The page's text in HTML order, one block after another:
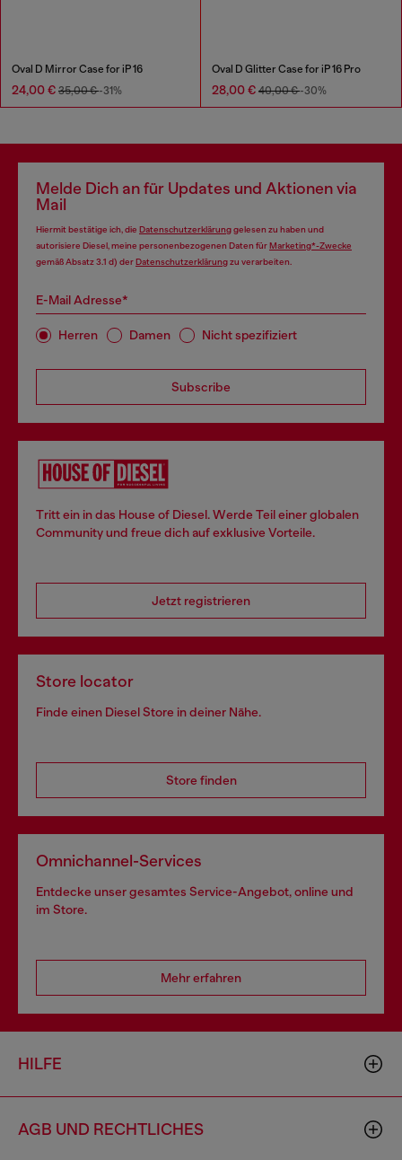
Oval D Mirror Case for iP 16
24,00 € 35,00 €-31%
Oval D Glitter Case for iP 16 Pro
28,00 € 40,00 €-30%
Melde Dich an für Updates und Aktionen via
Mail
Hiermit bestätige ich, die Datenschutzerklärunggelesen zu haben und
autorisiere Diesel, meine personenbezogenen Daten fürMarketing*-Zwecke
gemäß Absatz 3.1 d) derDatenschutzerklärungzu verarbeiten.
E-Mail Adresse*
Herren Damen Nicht spezifiziert
Subscribe
Tritt ein in das House of Diesel. Werde Teil einer globalen
Community und freue dich auf exklusive Vorteile.
Jetzt registrieren
Store locator
Finde einen Diesel Store in deiner Nähe.
Store finden
Omnichannel-Services
Entdecke unser gesamtes Service-Angebot, online und
im Store.
Mehr erfahren
HILFE
AGB UND RECHTLICHES